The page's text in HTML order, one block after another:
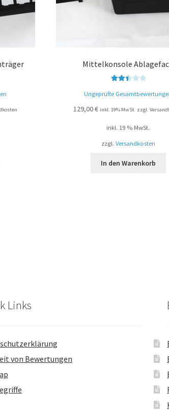
Mittelkonsole
tet mit
2.49
Ungeprüfte
129,00€ inkl. 19% MwSt. zzgl.
inkl. 19 % MwSt.
zzgl. Versandkosten
In den Warenkorb
Links
von Bewertungen